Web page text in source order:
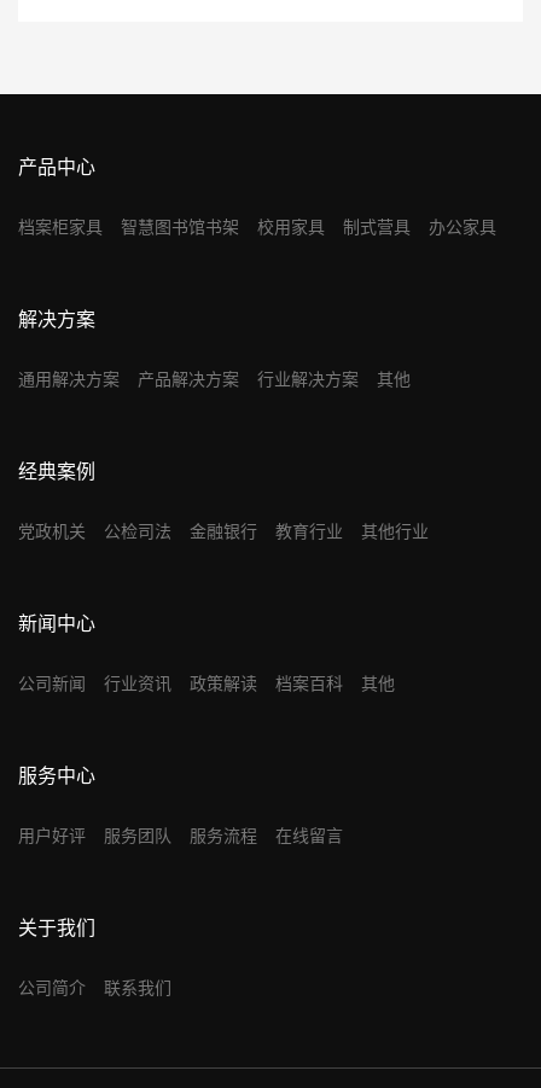
产品中心
档案柜家具 智慧图书馆书架 校用家具 制式营具 办公家具
解决方案
通用解决方案 产品解决方案 行业解决方案 其他
经典案例
党政机关 公检司法 金融银行 教育行业 其他行业
新闻中心
公司新闻 行业资讯 政策解读 档案百科 其他
服务中心
用户好评 服务团队 服务流程 在线留言
关于我们
公司简介 联系我们